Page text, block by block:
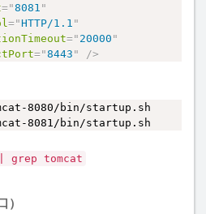
="8081 "
="HTTP/1.1 "
=" 20000 "
="8443 " />
8080/bin/startup.sh
8081/bin/startup.sh
grep tomcat
）